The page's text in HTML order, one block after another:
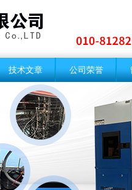
技术文章 公司荣誉